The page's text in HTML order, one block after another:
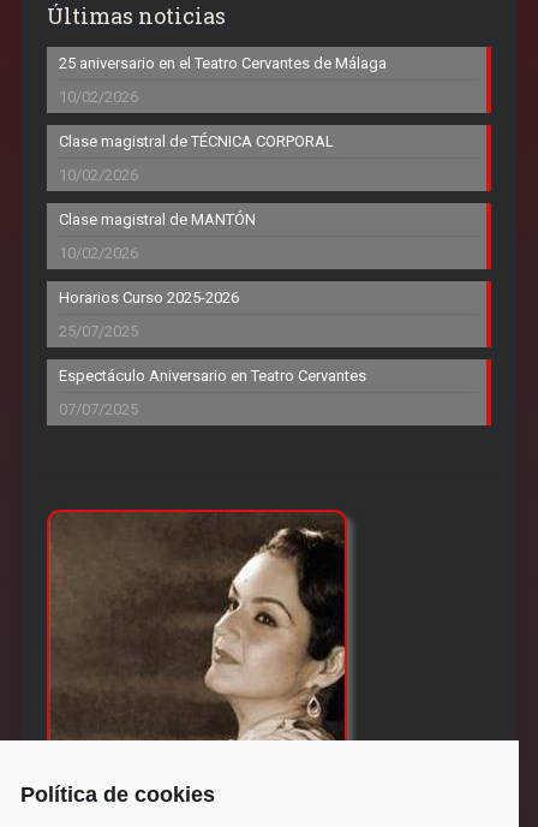
Últimas noticias
25 aniversario en el Teatro Cervantes de Málaga
10/02/2026
Clase magistral de TÉCNICA CORPORAL
10/02/2026
Clase magistral de MANTÓN
10/02/2026
Horarios Curso 2025-2026
25/07/2025
Espectáculo Aniversario en Teatro Cervantes
07/07/2025
Política de cookies